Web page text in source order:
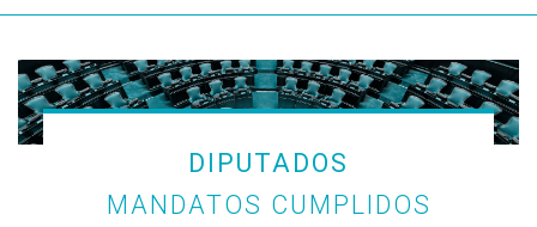
DIPUTADOS
MANDATOS CUMPLIDOS